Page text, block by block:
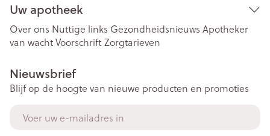
Uw apotheek
Over ons Nuttige links Gezondheidsnieuws Apotheker
van wachtVoorschriftZorgtarieven
Nieuwsbrief
Blijf op de hoogte van nieuwe producten en promoties